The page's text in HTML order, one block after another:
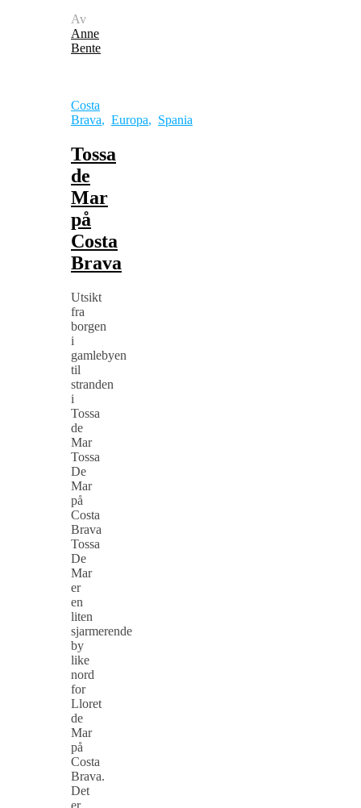
Av
Anne
Bente
Costa
Brava, Europa, Spania
Tossa
de
Mar
på
Costa
Brava
Utsikt
fra
borgen
i
gamlebyen
til
stranden
i
Tossa
de
Mar
Tossa
De
Mar
på
Costa
Brava
Tossa
De
Mar
er
en
liten
sjarmerende
by
like
nord
for
Lloret
de
Mar
på
Costa
Brava.
Det
er